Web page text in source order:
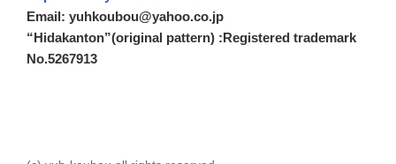
Email: yuhkoubou@yahoo.co.jp
“Hidakanton”(original pattern) :Registered trademark
No.5267913